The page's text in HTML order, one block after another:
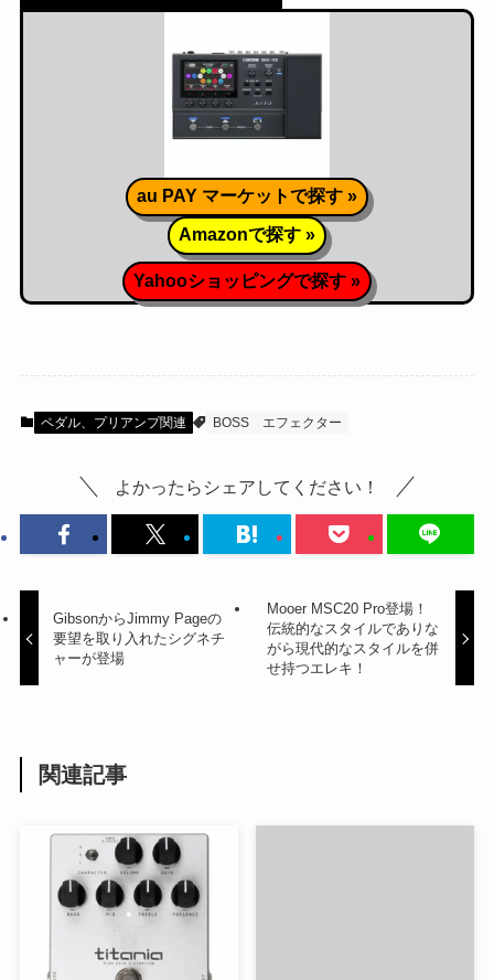
au PAY マーケットで探す »
Amazonで探す »
Yahooショッピングで探す »
ペダル、プリアンプ関連 BOSS エフェクター
よかったらシェアしてください！
GibsonからJimmy Pageの
要望を取り入れたシグネチ
ャーが登場
Mooer MSC20 Pro登場！
伝統的なスタイルでありな
がら現代的なスタイルを併
せ持つエレキ！
関連記事